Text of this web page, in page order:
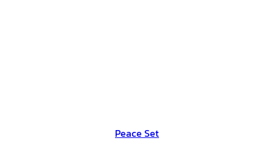
Peace Set